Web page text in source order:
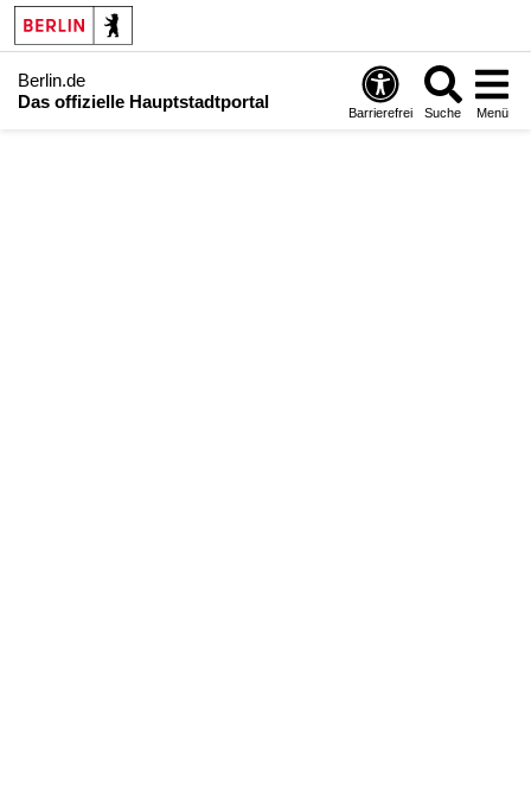
Berlin.de
Das offizielle Hauptstadtportal
Barrierefrei Suche Menü